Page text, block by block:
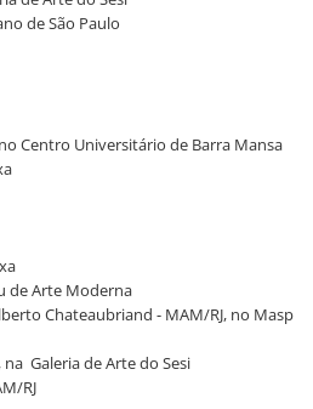
de São Paulo
Centro Universitário de Barra Mansa
de Arte Moderna
Chateaubriand - MAM/RJ, no Masp
na Galeria de Arte do Sesi
RJ